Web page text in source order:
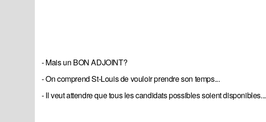
- Mais un BON ADJOINT?
- On comprend St-Louis de vouloir prendre son temps...
- Il veut attendre que tous les candidats possibles soient disponibles...